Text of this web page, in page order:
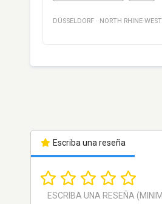
DÜSSELDORF · NORTH RHINE-
Escriba una reseña